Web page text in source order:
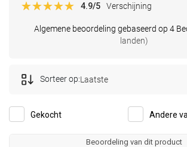
Algemene beoordeling gebaseerd op 4
landen)
4.9/5 Verschijning
Gekocht Andere
Sorteer op:Laatste
Beoordeling van dit product